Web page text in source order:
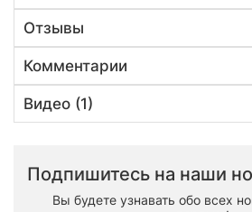
Отзывы
Комментарии
Видео (1)
Подпишитесь на наши
Вы будете узнавать обо всех